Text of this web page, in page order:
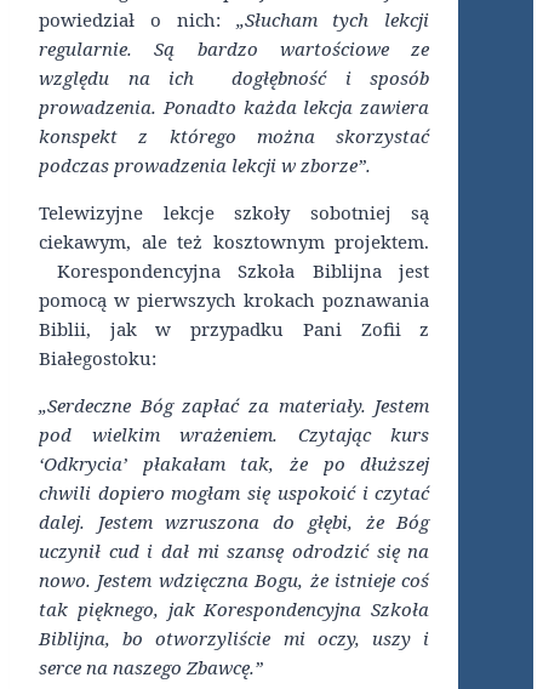
powiedział o nich: „Słucham tych lekcji
regularnie. Są bardzo wartościowe ze
względu na ich dogłębność i sposób
prowadzenia. Ponadto każda lekcja zawiera
konspekt z którego można skorzystać
podczas prowadzenia lekcji w zborze”.
Telewizyjne lekcje szkoły sobotniej są
ciekawym, ale też kosztownym projektem.
Korespondencyjna Szkoła Biblijna jest
pomocą w pierwszych krokach poznawania
Biblii, jak w przypadku Pani Zofii z
Białegostoku:
„Serdeczne Bóg zapłać za materiały. Jestem
pod wielkim wrażeniem. Czytając kurs
‘Odkrycia’ płakałam tak, że po dłuższej
chwili dopiero mogłam się uspokoić i czytać
dalej. Jestem wzruszona do głębi, że Bóg
uczynił cud i dał mi szansę odrodzić się na
nowo. Jestem wdzięczna Bogu, że istnieje coś
tak pięknego, jak Korespondencyjna Szkoła
Biblijna, bo otworzyliście mi oczy, uszy i
serce na naszego Zbawcę.”